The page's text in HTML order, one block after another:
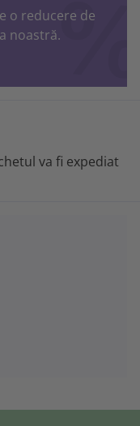
o reducere de
noastră.
va fi expediat